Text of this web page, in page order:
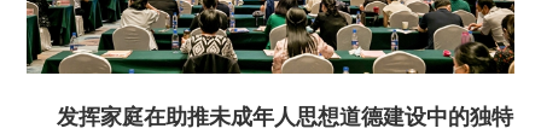
发挥家庭在助推未成年人思想道德建设中的独特